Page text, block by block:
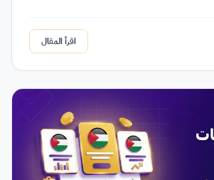
اقرأ المقال